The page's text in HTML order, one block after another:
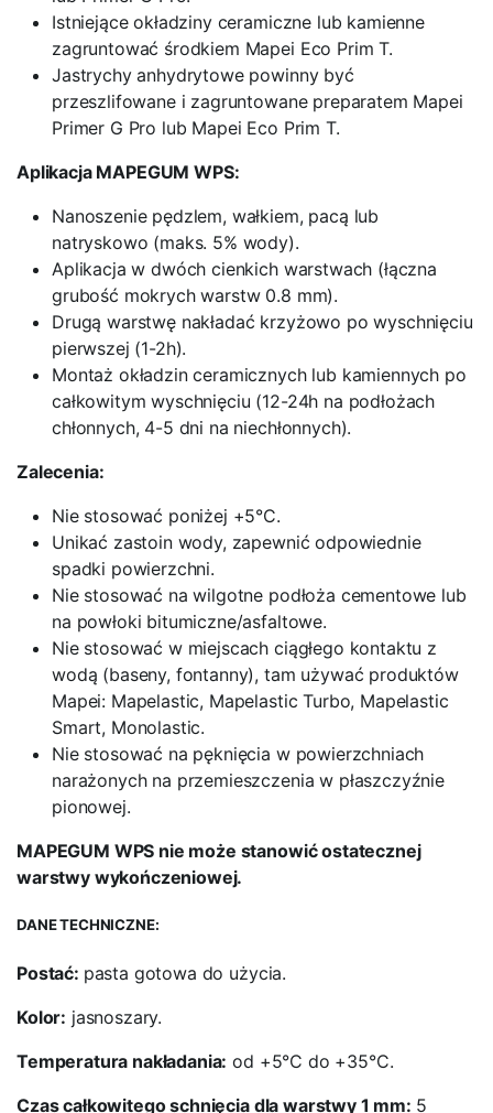
Istniejące okładziny ceramiczne lub kamienne
zagruntować środkiem Mapei Eco Prim T.
Jastrychy anhydrytowe powinny być
przeszlifowane i zagruntowane preparatem Mapei
Primer G Pro lub Mapei Eco Prim T.
Aplikacja MAPEGUM WPS:
Nanoszenie pędzlem, wałkiem, pacą lub
natryskowo (maks. 5% wody).
Aplikacja w dwóch cienkich warstwach (łączna
grubość mokrych warstw 0.8 mm).
Drugą warstwę nakładać krzyżowo po wyschnięciu
pierwszej (1-2h).
Montaż okładzin ceramicznych lub kamiennych po
całkowitym wyschnięciu (12-24h na podłożach
chłonnych, 4-5 dni na niechłonnych).
Zalecenia:
Nie stosować poniżej +5°C.
Unikać zastoin wody, zapewnić odpowiednie
spadki powierzchni.
Nie stosować na wilgotne podłoża cementowe lub
na powłoki bitumiczne/asfaltowe.
Nie stosować w miejscach ciągłego kontaktu z
wodą (baseny, fontanny), tam używać produktów
Mapei: Mapelastic, Mapelastic Turbo, Mapelastic
Smart, Monolastic.
Nie stosować na pęknięcia w powierzchniach
narażonych na przemieszczenia w płaszczyźnie
pionowej.
MAPEGUM WPS nie może stanowić ostatecznej
warstwy wykończeniowej.
DANE TECHNICZNE:
Postać: pasta gotowa do użycia.
Kolor: jasnoszary.
Temperatura nakładania: od +5°C do +35°C.
Czas całkowitego schnięcia dla warstwy 1 mm: 5